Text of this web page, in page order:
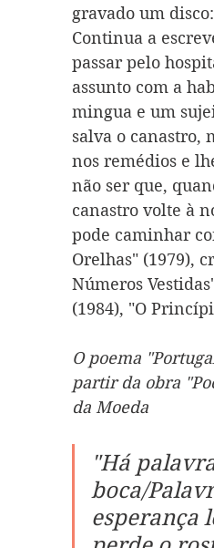
gravado um
Continua a
passar pelo
assunto com a
mingua e um
salva o canastro,
nos remédios e
não ser que,
canastro volte à
pode caminhar
Orelhas" (1979),
Números
(1984), "O
O poema
partir da obra
da Moeda
"Há
boca/
esperança